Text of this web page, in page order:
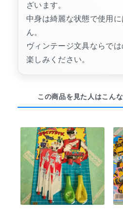
ざいます。
中身は綺麗な状態で使用
ん。
ヴィンテージ文具ならで
楽しみください。
この商品を見た人はこん